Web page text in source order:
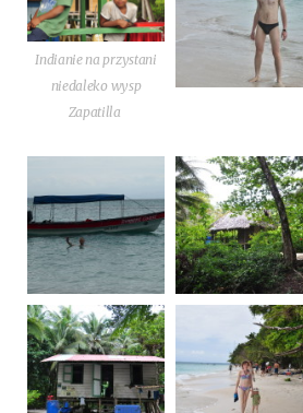
India­nie na przy­sta­ni
nie­da­le­ko wysp
Zapatilla